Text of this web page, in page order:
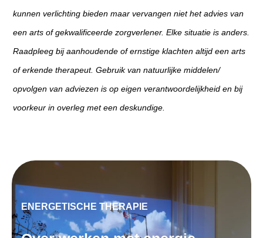
kunnen verlichting bieden maar vervangen niet het advies van
een arts of gekwalificeerde zorgverlener. Elke situatie is anders.
Raadpleeg bij aanhoudende of ernstige klachten altijd een arts
of erkende therapeut. Gebruik van natuurlijke middelen/
opvolgen van adviezen is op eigen verantwoordelijkheid en bij
voorkeur in overleg met een deskundige.
ENERGETISCHE THERAPIE